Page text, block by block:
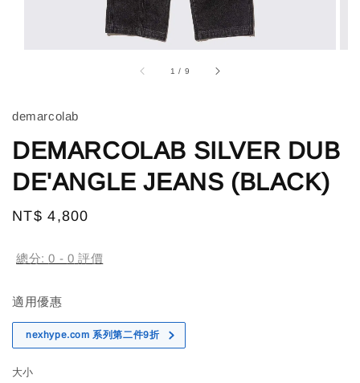
1 / 9
demarcolab
DEMARCOLAB SILVER DUB
DE'ANGLE JEANS (BLACK)
Regular
NT$ 4,800
總分:0 - 0 評價
適用優惠
nexhype.com 系列第二件9折
大小